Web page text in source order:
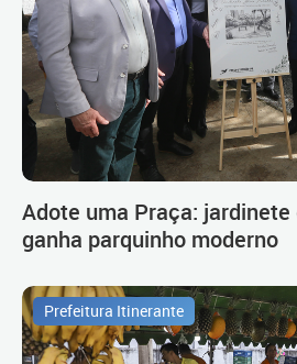
Adote uma Praça:
ganha parquinho moderno
Prefeitura Itinerante